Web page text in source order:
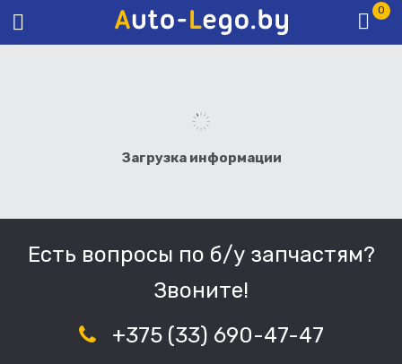
0
Загрузка информации
Есть вопросы по б/у запчастям?
Звоните!
+375 (33) 690-47-47